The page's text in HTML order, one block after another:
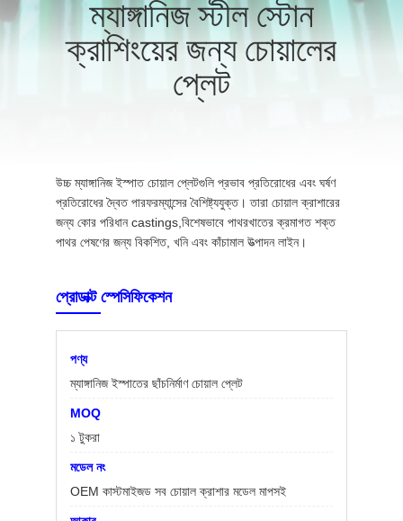
মান
উদ্ধৃতির
গোপনীয়তা
ম্যাঙ্গানিজ স্টীল স্টোন
ক্রাশিংয়ের জন্য চোয়ালের
প্লেট
উচ্চ ম্যাঙ্গানিজ ইস্পাত চোয়াল প্লেটগুলি প্রভাব প্রতিরোধের এবং ঘর্ষণ
প্রতিরোধের দ্বৈত পারফরম্যান্সের বৈশিষ্ট্যযুক্ত। তারা চোয়াল ক্রাশারের
জন্য কোর পরিধান castings,বিশেষভাবে পাথরখাতের ক্রমাগত শক্ত
পাথর পেষণের জন্য বিকশিত, খনি এবং কাঁচামাল উত্পাদন লাইন।
প্রোডাক্ট স্পেসিফিকেশন
পণ্য
ম্যাঙ্গানিজ ইস্পাতের ছাঁচনির্মাণ চোয়াল প্লেট
MOQ
১ টুকরা
মডেল নং
OEM কাস্টমাইজড সব চোয়াল ক্রাশার মডেল মাপসই